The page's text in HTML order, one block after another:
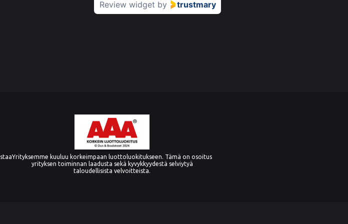
Review widget by trustmary
Yrityksemme kuuluu korkeimpaan luottoluokitukseen. Tämä on osoitus
yrityksen toiminnan laadusta sekä kyvykkyydestä selviytyä
taloudellisista velvoitteista.